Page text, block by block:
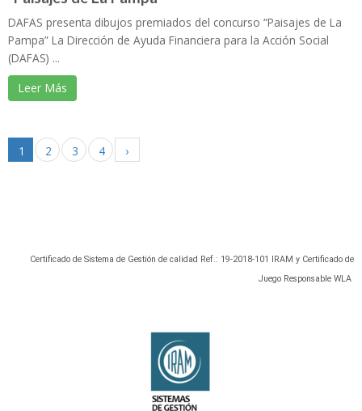
DAFAS presenta dibujos premiados del concurso “Paisajes de La
Pampa” La Dirección de Ayuda Financiera para la Acción Social
(DAFAS) ...
Leer Más
1 2 3 4 ›
Certificado de Sistema de Gestión de calidad Ref.: 19-2018-101 IRAM y Certificado de
Juego Responsable WLA